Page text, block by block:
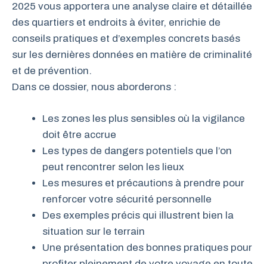
2025 vous apportera une analyse claire et détaillée
des quartiers et endroits à éviter, enrichie de
conseils pratiques et d’exemples concrets basés
sur les dernières données en matière de criminalité
et de prévention.
Dans ce dossier, nous aborderons :
Les zones les plus sensibles où la vigilance
doit être accrue
Les types de dangers potentiels que l’on
peut rencontrer selon les lieux
Les mesures et précautions à prendre pour
renforcer votre sécurité personnelle
Des exemples précis qui illustrent bien la
situation sur le terrain
Une présentation des bonnes pratiques pour